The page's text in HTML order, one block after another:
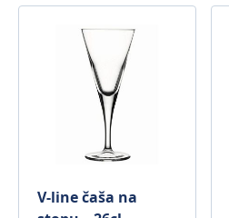
V-line čaša na